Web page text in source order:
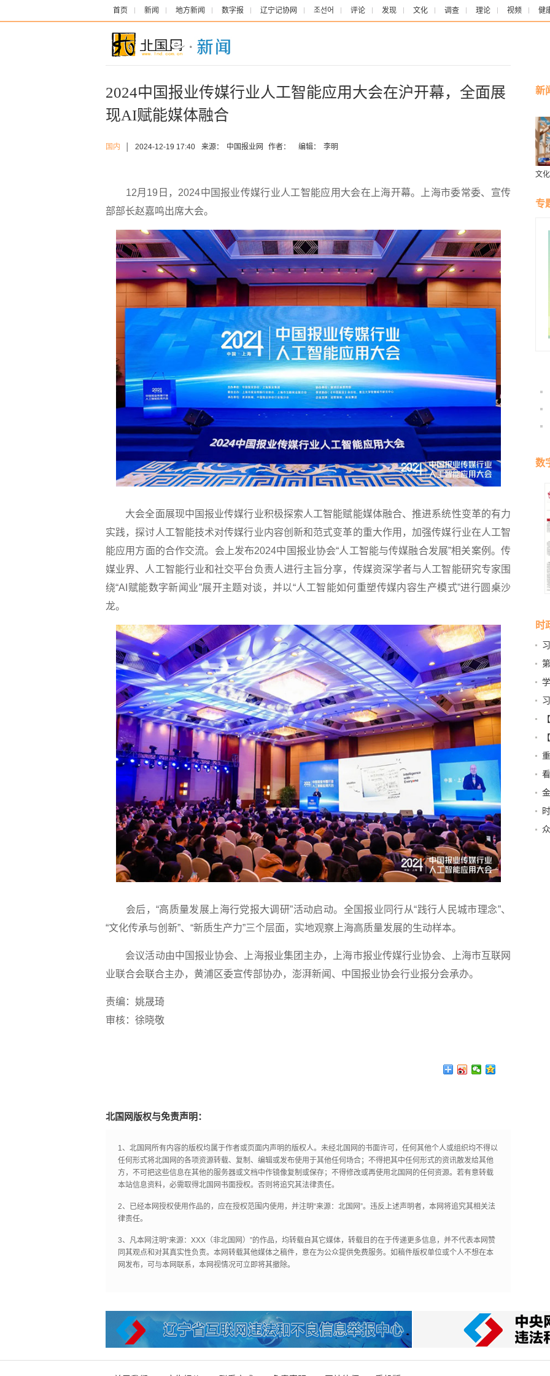
首页 新闻 地方新闻 数字报 辽宁记协网 조선어 评论 发现 文化 调查 理论 视频 健
2024中国报业传媒行业人工智能应用大会在沪开幕，全面展
现AI赋能媒体融合
国内 2024-12-19 17:40 来源： 中国报业网 作者： 编辑： 李明
12月19日，2024中国报业传媒行业人工智能应用大会在上海开幕。上海市委常委、宣传
部部长赵嘉鸣出席大会。
大会全面展现中国报业传媒行业积极探索人工智能赋能媒体融合、推进系统性变革的有力
实践，探讨人工智能技术对传媒行业内容创新和范式变革的重大作用，加强传媒行业在人工智
能应用方面的合作交流。会上发布2024中国报业协会“人工智能与传媒融合发展”相关案例。传
媒业界、人工智能行业和社交平台负责人进行主旨分享，传媒资深学者与人工智能研究专家围
绕“AI赋能数字新闻业”展开主题对谈，并以“人工智能如何重塑传媒内容生产模式”进行圆桌沙
龙。
会后，“高质量发展上海行党报大调研”活动启动。全国报业同行从“践行人民城市理念”、
“文化传承与创新”、“新质生产力”三个层面，实地观察上海高质量发展的生动样本。
会议活动由中国报业协会、上海报业集团主办，上海市报业传媒行业协会、上海市互联网
业联合会联合主办，黄浦区委宣传部协办，澎湃新闻、中国报业协会行业报分会承办。
责编：姚晟琦
审核：徐晓敬
北国网版权与免责声明：
1、北国网所有内容的版权均属于作者或页面内声明的版权人。未经北国网的书面许可，任何其他个人或组织均不得以
任何形式将北国网的各项资源转载、复制、编辑或发布使用于其他任何场合；不得把其中任何形式的资讯散发给其他
方，不可把这些信息在其他的服务器或文档中作镜像复制或保存；不得修改或再使用北国网的任何资源。若有意转载
本站信息资料，必需取得北国网书面授权。否则将追究其法律责任。
2、已经本网授权使用作品的，应在授权范围内使用，并注明“来源：北国网”。违反上述声明者，本网将追究其相关法
律责任。
3、凡本网注明“来源：XXX（非北国网）”的作品，均转载自其它媒体，转载目的在于传递更多信息，并不代表本网赞
同其观点和对其真实性负责。本网转载其他媒体之稿件，意在为公众提供免费服务。如稿件版权单位或个人不想在本
网发布，可与本网联系，本网视情况可立即将其撤除。
新
文
实
专
数
时
记
幸
两
章
场
刻